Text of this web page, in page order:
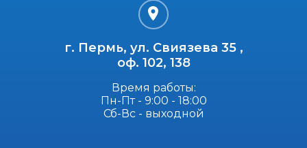
г. Пермь, ул. Свиязева 35 ,
оф. 102, 138
Время работы:
Пн-Пт - 9:00 - 18:00
Сб-Вс - выходной